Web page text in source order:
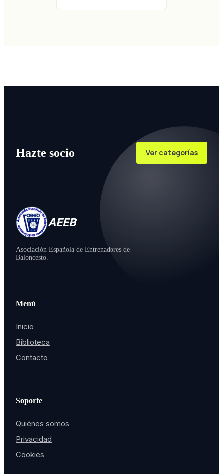
Hazte socio Ver categorías
AEEB
Baloncesto.
Menú
Inicio
Biblioteca
Contacto
Quiénes somos
Privacidad
Cookies